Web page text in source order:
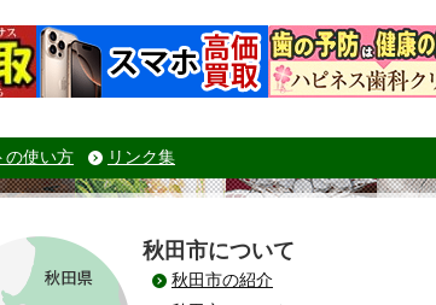
の使い方 リンク集
秋田市について
秋田市の紹介